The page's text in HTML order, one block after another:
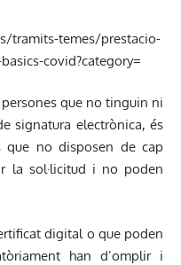
tramits-temes/prestacio-
covid?category=
que no tinguin ni
signatura electrònica, és
que no disposen de cap
la sol·licitud i no poden
digital o que poden
han d’omplir i